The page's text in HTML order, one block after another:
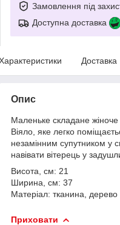
Замовлення під
Доступна доставка
Доставка
Опис
Маленьке складане жіноче
Віяло, яке легко
незамінним супутником у
навівати вітерець у
Висота, см: 21
Ширина, см: 37
Матеріал: тканина, дерево
Приховати